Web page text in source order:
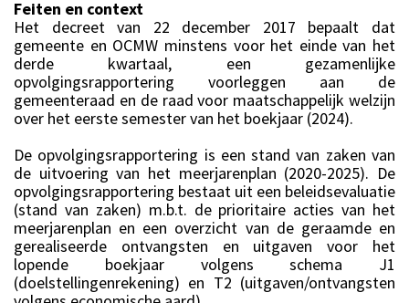
Feiten en context
Het decreet van 22 december 2017 bepaalt dat
gemeente en OCMW minstens voor het einde van het
derde kwartaal, een gezamenlijke
opvolgingsrapportering voorleggen aan de
gemeenteraad en de raad voor maatschappelijk welzijn
over het eerste semester van het boekjaar (2024).
De opvolgingsrapportering is een stand van zaken van
de uitvoering van het meerjarenplan (2020-2025). De
opvolgingsrapportering bestaat uit een beleidsevaluatie
(stand van zaken) m.b.t. de prioritaire acties van het
meerjarenplan en een overzicht van de geraamde en
gerealiseerde ontvangsten en uitgaven voor het
lopende boekjaar volgens schema J1
(doelstellingenrekening) en T2 (uitgaven/ontvangsten